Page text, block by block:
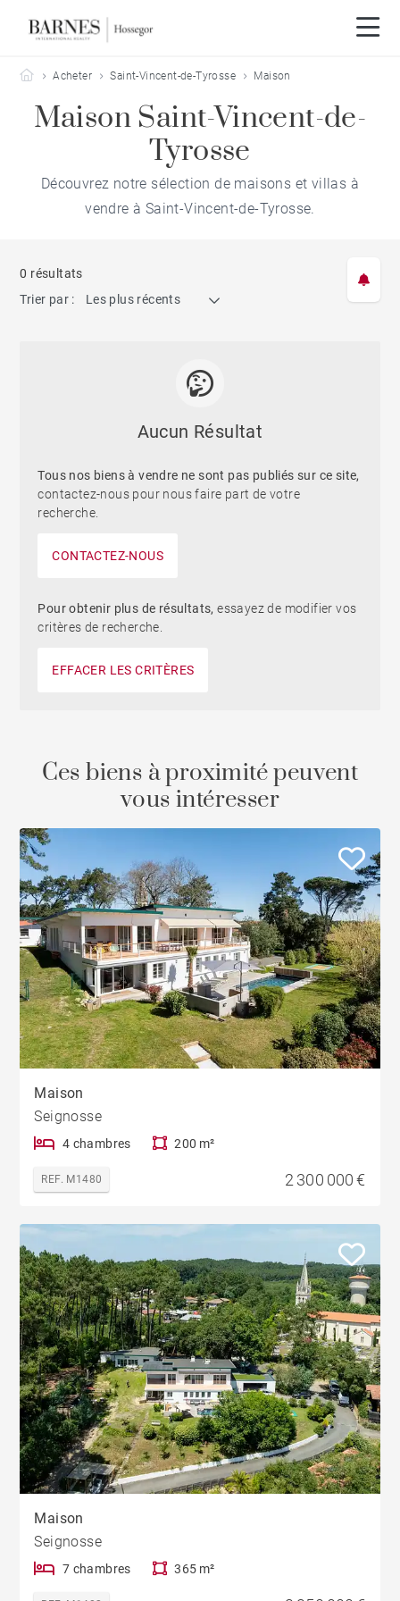
Barnes Hossegor
Acheter Saint-Vincent-de-Tyrosse Maison
Maison Saint-Vincent-de-
Tyrosse
Découvrez notre sélection de maisons et villas à
vendre à Saint-Vincent-de-Tyrosse.
0 résultats
Trier par :
Les plus récents
Aucun Résultat
Tous nos biens à vendre ne sont pas publiés sur ce site,
contactez-nous pour nous faire part de votre
recherche.
CONTACTEZ-NOUS
Pour obtenir plus de résultats,essayez de modifier vos
critères de recherche.
EFFACER LES CRITÈRES
Ces biens à proximité peuvent
vous intéresser
Maison
Seignosse
4 chambres 200 m²
REF. M1480 2 300 000 €
Maison
Seignosse
7 chambres 365 m²